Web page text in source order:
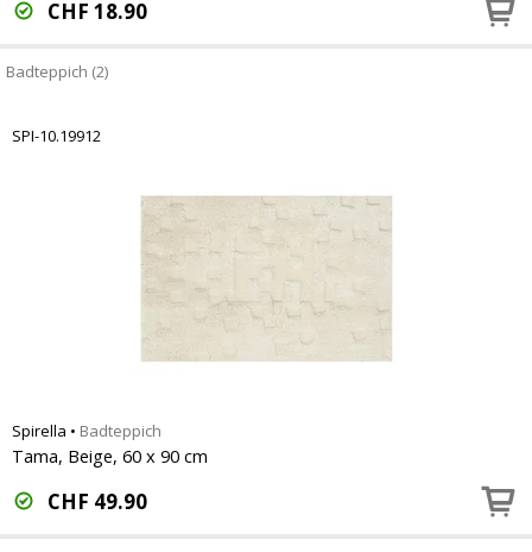
CHF 18.90
Badteppich (2)
SPI-10.19912
Spirella • Badteppich
Tama, Beige, 60 x 90 cm
CHF 49.90